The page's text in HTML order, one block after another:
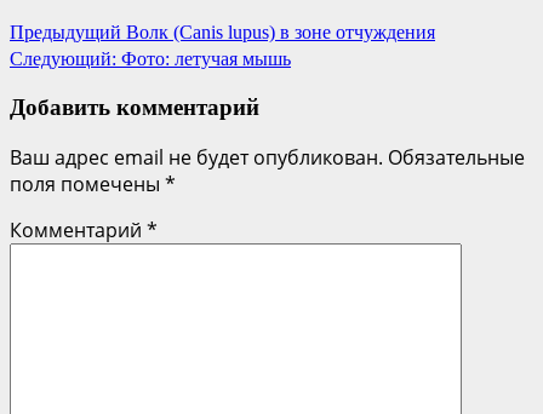
Навигация
по
записям
Предыдущий Волк (Canis lupus) в зоне отчуждения
Следующий: Фото: летучая мышь
Добавить комментарий
Ваш адрес email не будет опубликован. Обязательные
поля помечены *
Комментарий *